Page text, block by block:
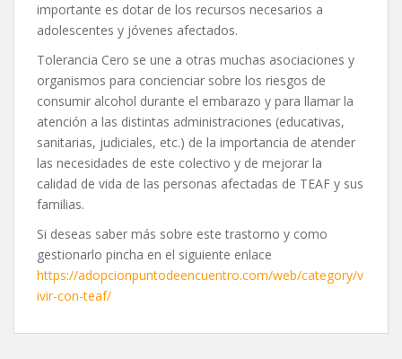
importante es dotar de los recursos necesarios a
adolescentes y jóvenes afectados.
Tolerancia Cero se une a otras muchas asociaciones y
organismos para concienciar sobre los riesgos de
consumir alcohol durante el embarazo y para llamar la
atención a las distintas administraciones (educativas,
sanitarias, judiciales, etc.) de la importancia de atender
las necesidades de este colectivo y de mejorar la
calidad de vida de las personas afectadas de TEAF y sus
familias.
Si deseas saber más sobre este trastorno y como
gestionarlo pincha en el siguiente enlace
https://adopcionpuntodeencuentro.com/web/category/v
ivir-con-teaf/